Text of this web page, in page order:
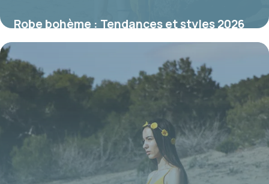
Robe bohème : Tendances et styles 2026
15 juin 2026